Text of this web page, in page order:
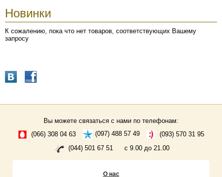
Новинки
К сожалению, пока что нет товаров, соответствующих Вашему
запросу
Вы можете связаться с нами по телефонам:
(066) 308 04 63
(097) 488 57 49
(093) 570 31 95
(044) 501 67 51
с 9.00 до 21.00
О нас